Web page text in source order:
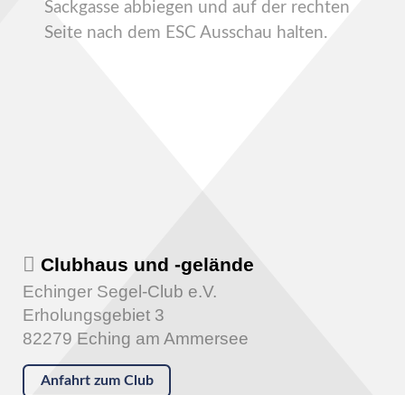
Sackgasse abbiegen und auf der rechten
Seite nach dem ESC Ausschau halten.
Clubhaus und -gelände
Echinger Segel-Club e.V.
Erholungsgebiet 3
82279 Eching am Ammersee
Anfahrt zum Club